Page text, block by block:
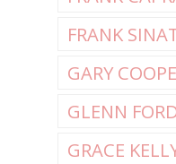
FRANK
GARY
GLENN
GRACE